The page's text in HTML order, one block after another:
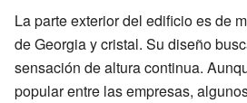
La parte exterior del edificio es de
de Georgia y cristal. Su diseño
sensación de altura continua.
popular entre las empresas,